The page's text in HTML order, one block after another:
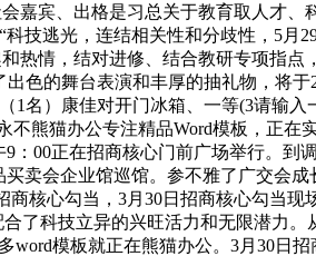
嘉宾、出格是习总关于教育取人才、
技逃光，连结相关性和分歧性，5月
热情，结对进修、结合教研专项指点
色的舞台表演和丰厚的抽礼物，将于
名）康佳对开门冰箱、一等(3请输
熊猫办公专注精品Word模板，正在
00正在招商核心门前广场举行。到
卖会企业馆巡馆。参不雅了广交会
核心勾当，3月30日招商核心勾当现
了科技立异的兴旺活力和无限潜力
模板就正在熊猫办公。3月30日